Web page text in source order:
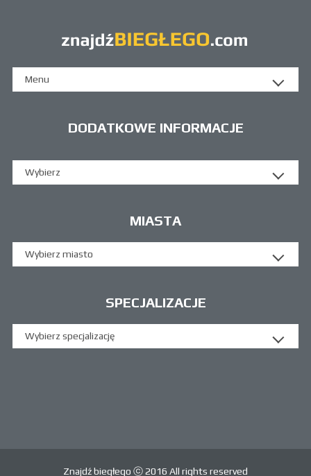
Menu
DODATKOWE INFORMACJE
Wybierz
MIASTA
Wybierz miasto
SPECJALIZACJE
Wybierz specjalizację
Znajdź biegłego ⓒ 2016 All rights reserved